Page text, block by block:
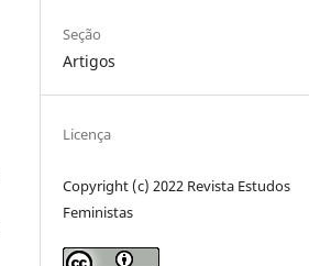
Seção
Artigos
Licença
Copyright (c) 2022 Revista Estudos
Feministas